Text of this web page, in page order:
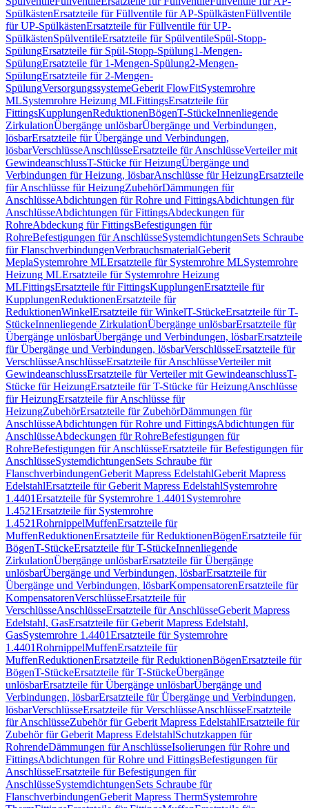
SpülkästenErsatzteile für Füllventile für AP-SpülkästenFüllventile
für UP-SpülkästenErsatzteile für Füllventile für UP-
SpülkästenSpülventileErsatzteile für SpülventileSpül-Stopp-
SpülungErsatzteile für Spül-Stopp-Spülung1-Mengen-
SpülungErsatzteile für 1-Mengen-Spülung2-Mengen-
SpülungErsatzteile für 2-Mengen-
SpülungVersorgungssystemeGeberit FlowFitSystemrohre
MLSystemrohre Heizung MLFittingsErsatzteile für
FittingsKupplungenReduktionenBögenT-StückeInnenliegende
ZirkulationÜbergänge unlösbarÜbergänge und Verbindungen,
lösbarErsatzteile für Übergänge und Verbindungen,
lösbarVerschlüsseAnschlüsseErsatzteile für AnschlüsseVerteiler mit
GewindeanschlussT-Stücke für HeizungÜbergänge und
Verbindungen für Heizung, lösbarAnschlüsse für HeizungErsatzteile
für Anschlüsse für HeizungZubehörDämmungen für
AnschlüsseAbdichtungen für Rohre und FittingsAbdichtungen für
AnschlüsseAbdichtungen für FittingsAbdeckungen für
RohreAbdeckung für FittingsBefestigungen für
RohreBefestigungen für AnschlüsseSystemdichtungenSets Schraube
für FlanschverbindungenVerbrauchsmaterialGeberit
MeplaSystemrohre MLErsatzteile für Systemrohre MLSystemrohre
Heizung MLErsatzteile für Systemrohre Heizung
MLFittingsErsatzteile für FittingsKupplungenErsatzteile für
KupplungenReduktionenErsatzteile für
ReduktionenWinkelErsatzteile für WinkelT-StückeErsatzteile für T-
StückeInnenliegende ZirkulationÜbergänge unlösbarErsatzteile für
Übergänge unlösbarÜbergänge und Verbindungen, lösbarErsatzteile
für Übergänge und Verbindungen, lösbarVerschlüsseErsatzteile für
VerschlüsseAnschlüsseErsatzteile für AnschlüsseVerteiler mit
GewindeanschlussErsatzteile für Verteiler mit GewindeanschlussT-
Stücke für HeizungErsatzteile für T-Stücke für HeizungAnschlüsse
für HeizungErsatzteile für Anschlüsse für
HeizungZubehörErsatzteile für ZubehörDämmungen für
AnschlüsseAbdichtungen für Rohre und FittingsAbdichtungen für
AnschlüsseAbdeckungen für RohreBefestigungen für
RohreBefestigungen für AnschlüsseErsatzteile für Befestigungen für
AnschlüsseSystemdichtungenSets Schraube für
FlanschverbindungenGeberit Mapress EdelstahlGeberit Mapress
EdelstahlErsatzteile für Geberit Mapress EdelstahlSystemrohre
1.4401Ersatzteile für Systemrohre 1.4401 Systemrohre
1.4521Ersatzteile für Systemrohre
1.4521RohrnippelMuffenErsatzteile für
MuffenReduktionenErsatzteile für ReduktionenBögenErsatzteile für
BögenT-StückeErsatzteile für T-StückeInnenliegende
ZirkulationÜbergänge unlösbarErsatzteile für Übergänge
unlösbarÜbergänge und Verbindungen, lösbarErsatzteile für
Übergänge und Verbindungen, lösbarKompensatorenErsatzteile für
KompensatorenVerschlüsseErsatzteile für
VerschlüsseAnschlüsseErsatzteile für AnschlüsseGeberit Mapress
Edelstahl, GasErsatzteile für Geberit Mapress Edelstahl,
GasSystemrohre 1.4401Ersatzteile für Systemrohre
1.4401RohrnippelMuffenErsatzteile für
MuffenReduktionenErsatzteile für ReduktionenBögenErsatzteile für
BögenT-StückeErsatzteile für T-StückeÜbergänge
unlösbarErsatzteile für Übergänge unlösbarÜbergänge und
Verbindungen, lösbarErsatzteile für Übergänge und Verbindungen,
lösbarVerschlüsseErsatzteile für VerschlüsseAnschlüsseErsatzteile
für AnschlüsseZubehör für Geberit Mapress EdelstahlErsatzteile für
Zubehör für Geberit Mapress EdelstahlSchutzkappen für
RohrendeDämmungen für AnschlüsseIsolierungen für Rohre und
FittingsAbdichtungen für Rohre und FittingsBefestigungen für
AnschlüsseErsatzteile für Befestigungen für
AnschlüsseSystemdichtungenSets Schraube für
FlanschverbindungenGeberit Mapress ThermSystemrohre